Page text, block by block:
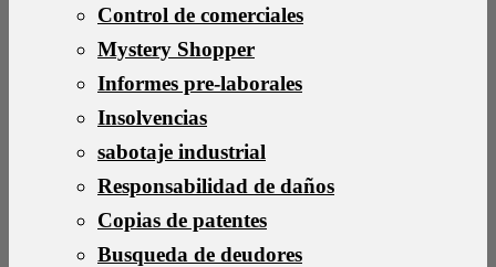
Control de comerciales
Mystery Shopper
Informes pre-laborales
Insolvencias
sabotaje industrial
Responsabilidad de daños
Copias de patentes
Busqueda de deudores